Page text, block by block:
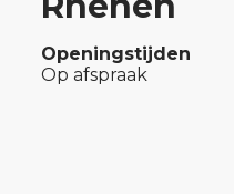
Openingstijden
Op afspraak